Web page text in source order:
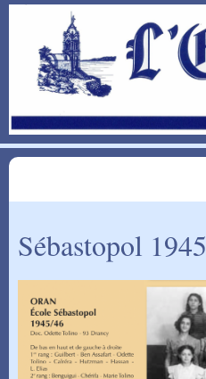
Sébastopol 1945